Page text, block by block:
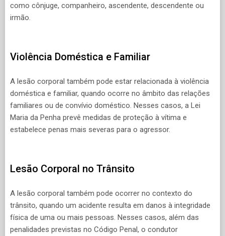
como cônjuge, companheiro, ascendente, descendente ou
irmão.
Violência Doméstica e Familiar
A lesão corporal também pode estar relacionada à violência
doméstica e familiar, quando ocorre no âmbito das relações
familiares ou de convívio doméstico. Nesses casos, a Lei
Maria da Penha prevê medidas de proteção à vítima e
estabelece penas mais severas para o agressor.
Lesão Corporal no Trânsito
A lesão corporal também pode ocorrer no contexto do
trânsito, quando um acidente resulta em danos à integridade
física de uma ou mais pessoas. Nesses casos, além das
penalidades previstas no Código Penal, o condutor